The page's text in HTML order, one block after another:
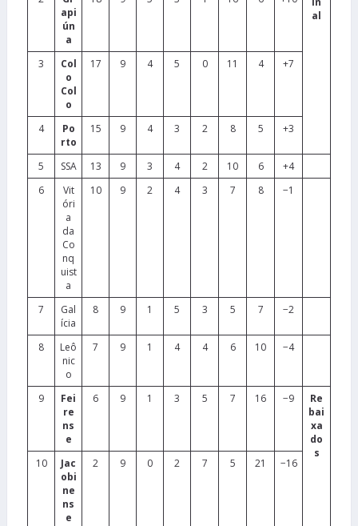
al
api
ún
a
3
Col
o
Col
o
17 9 4 5 0 11 4 +7
4
Po
rto
15 9 4 3 2 8 5 +3
5 SSA 13 9 3 4 2 10 6
+4
6
Vit
óri
a
da
Co
nq
uist
a
10 9 2 4 3 7 8 −1
7
Gal
ícia
8 9 1 5 3 5 7 −2
8
Leô
nic
o
7 9 1 4 4 6 10 −4
9
Fei
re
ns
e
6 9 1 3 5 7 16 −9
Re
bai
xa
do
s
10
Jac
obi
ne
ns
e
2 9 0 2 7 5 21 −16